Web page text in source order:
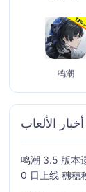
鸣潮
أخبار الألعاب
鸣潮 3.5 版本
0 日上线 穗穗